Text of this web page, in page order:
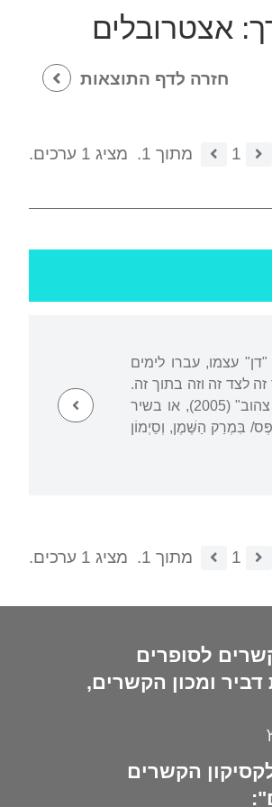
אצטרובלים
חזרה לדף התוצאות
1 מתוך 1.
מציג 1 ערכים.
עצמו, עברו לימים
לצד זה וזה בתוך זה.
דוגמאות לכך ניתן למצוא בשיר "בקבוקי החלב הצדיעו לחיילי הדרום מול הצפון" מהספר "אלוהים ואיש שמן בג'יפ צהוב" (2005), או בשיר
סְפִינוׂת צִ'יפְּס/ בִּמְרַק הַשֶּׁמֶן, וְסַיְמוֹן
1 מתוך 1. מציג 1 ערכים.
לסופרים
ומכון הקשרים,
הקשרים